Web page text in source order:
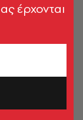
έρχονται